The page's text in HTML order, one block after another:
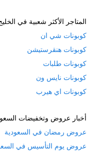
المتاجر الأكثر شعبية في
كوبونات شي ان
كوبونات هنقرستيشن
كوبونات طلبات
كوبونات نايس ون
كوبونات اي هيرب
أخبار عروض وتخفيضات السعودية
عروض رمضان في السعودية
عروض يوم التأسيس في